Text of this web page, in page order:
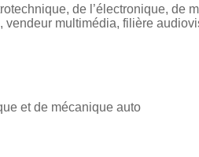
de l’électronique, de
vendeur multimédia, filière
et de mécanique auto